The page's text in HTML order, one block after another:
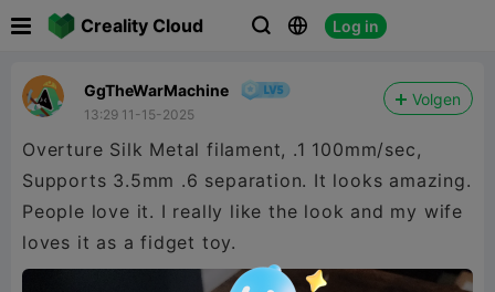
Creality Cloud   Log in
GgTheWarMachine
13:29 11-15-2025
Volgen
Overture Silk Metal filament, .1 100mm/sec,
Supports 3.5mm .6 separation. It looks amazing.
People love it. I really like the look and my wife
loves it as a fidget toy.